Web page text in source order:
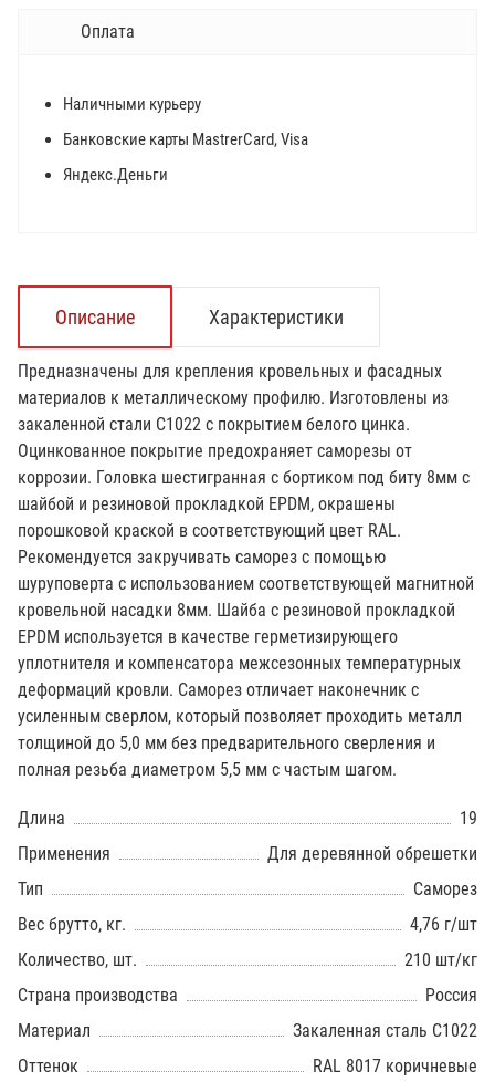
Оплата
Наличными курьеру
Банковские карты MastrerCard, Visa
Яндекс.Деньги
Описание Характеристики
Предназначены для крепления кровельных и фасадных
материалов к металлическому профилю. Изготовлены из
закаленной стали С1022 с покрытием белого цинка.
Оцинкованное покрытие предохраняет саморезы от
коррозии. Головка шестигранная с бортиком под биту 8мм с
шайбой и резиновой прокладкой EPDM, окрашены
порошковой краской в соответствующий цвет RAL.
Рекомендуется закручивать саморез с помощью
шуруповерта с использованием соответствующей магнитной
кровельной насадки 8мм. Шайба с резиновой прокладкой
EPDM используется в качестве герметизирующего
уплотнителя и компенсатора межсезонных температурных
деформаций кровли. Саморез отличает наконечник с
усиленным сверлом, который позволяет проходить металл
толщиной до 5,0 мм без предварительного сверления и
полная резьба диаметром 5,5 мм с частым шагом.
Длина
19
Применения
Для деревянной обрешетки
Тип
Саморез
Вес брутто, кг.
4,76 г/шт
Количество, шт.
210 шт/кг
Страна производства
Россия
Материал
Закаленная сталь С1022
Оттенок
RAL 8017 коричневые